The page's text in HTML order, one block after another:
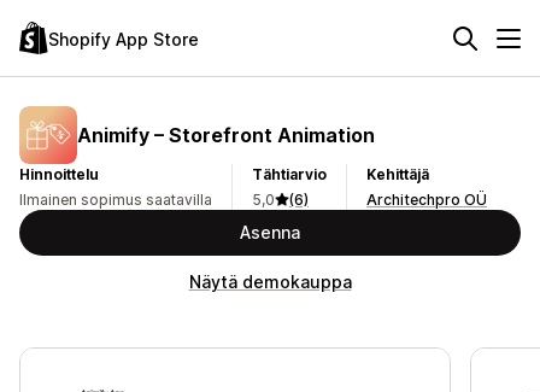
Shopify App Store
Animify – Storefront Animation
Hinnoittelu
Ilmainen sopimus saatavilla
Tähtiarvio
5,0
(6)
Kehittäjä
Architechpro OÜ
Asenna
Näytä demokauppa